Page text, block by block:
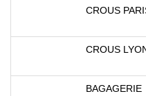
CROUS
CROUS
BAGAGERIE